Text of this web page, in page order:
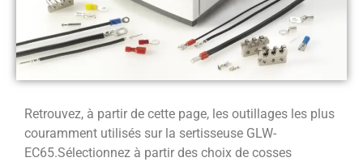
Retrouvez, à partir de cette page, les outillages les plus
couramment utilisés sur la sertisseuse GLW-
EC65.Sélectionnez à partir des choix de cosses